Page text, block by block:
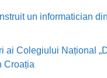
un informatician
ai Colegiului Național
Croația